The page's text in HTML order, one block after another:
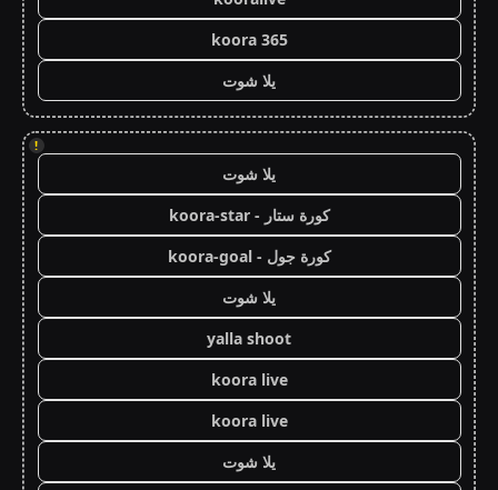
koora 365
يلا شوت
!
يلا شوت
كورة ستار - koora-star
كورة جول - koora-goal
يلا شوت
yalla shoot
koora live
koora live
يلا شوت